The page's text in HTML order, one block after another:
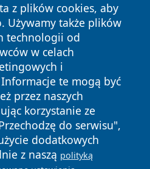
z plików cookies, aby
Używamy także plików
technologii od
w celach
i
Informacje te mogą być
przez naszych
korzystanie ze
do serwisu",
dodatkowych
z naszą polityką
Wszystkie prawa
Polityka
Cookies